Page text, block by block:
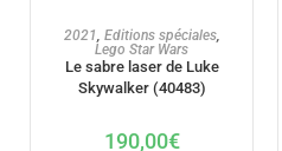
AJOUTER AU PANIER
2021, Editions spéciales,
Lego Star Wars
Le sabre laser de Luke
Skywalker (40483)
190,00€